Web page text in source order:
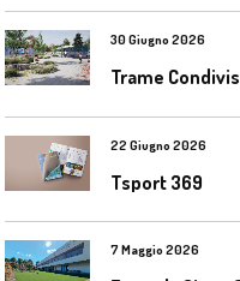
30 Giugno 2026
22 Giugno 2026
Tsport 369
7 Maggio 2026